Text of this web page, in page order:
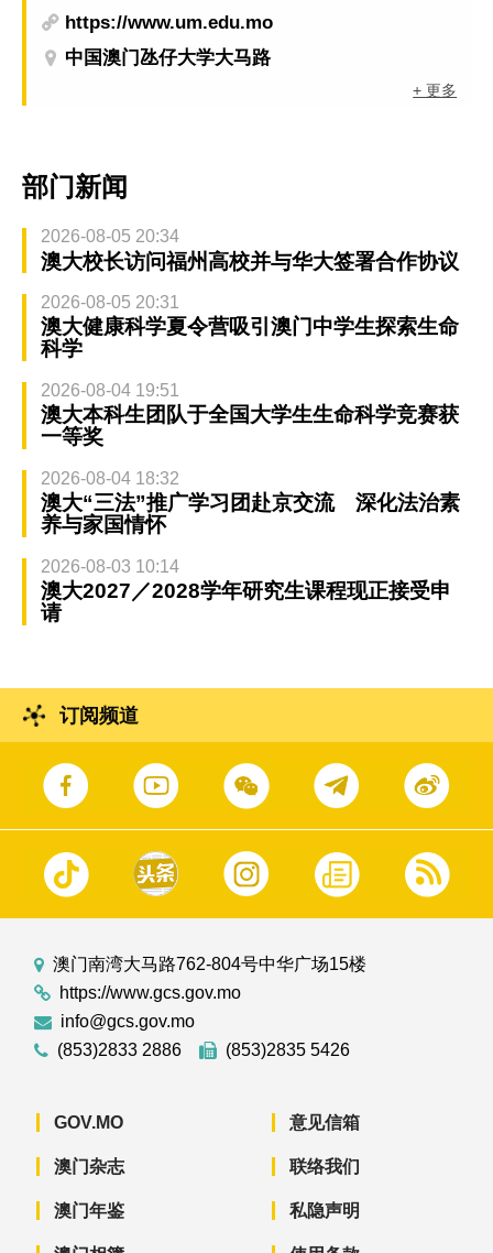
https://www.um.edu.mo
中国澳门氹仔大学大马路
+ 更多
部门新闻
2026-08-05 20:34
澳大校长访问福州高校并与华大签署合作协议
2026-08-05 20:31
澳大健康科学夏令营吸引澳门中学生探索生命
科学
2026-08-04 19:51
澳大本科生团队于全国大学生生命科学竞赛获
一等奖
2026-08-04 18:32
澳大“三法”推广学习团赴京交流 深化法治素
养与家国情怀
2026-08-03 10:14
澳大2027／2028学年研究生课程现正接受申
请
订阅频道
澳门南湾大马路762-804号中华广场15楼
https://www.gcs.gov.mo
info@gcs.gov.mo
(853)2833 2886
(853)2835 5426
GOV.MO
澳门杂志
澳门年鉴
意见信箱
联络我们
私隐声明